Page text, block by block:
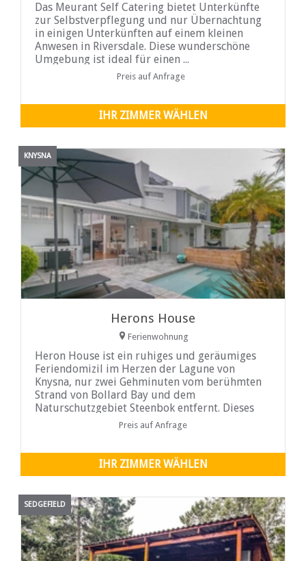
Das Meurant Self Catering bietet Unterkünfte
zur Selbstverpflegung und nur Übernachtung
in einigen Unterkünften auf einem kleinen
Anwesen in Riversdale. Diese wunderschöne
Umgebung ist ideal für einen ...
Preis auf Anfrage
IHR ZIMMER WÄHLEN
KNYSNA
Herons House
Ferienwohnung
Heron House ist ein ruhiges und geräumiges
Feriendomizil im Herzen der Lagune von
Knysna, nur zwei Gehminuten vom berühmten
Strand von Bollard Bay und dem
Naturschutzgebiet Steenbok entfernt. Dieses
luxuriöse Selbstversorgerhaus bietet eine Fülle
von Annehmlichkeiten, die einen komfortablen
bietet Platz für 10 Gäste in 5 Schlafzimmern mit
fünf
Preis auf Anfrage
IHR ZIMMER WÄHLEN
SEDGEFIELD